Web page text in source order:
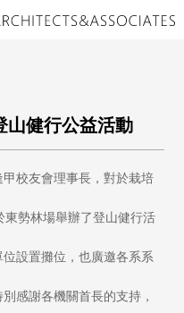
山健行公益活動
校友會理事長，對於栽培
勢林場舉辦了登山健行活
設置攤位，也廣邀各系系
感謝各機關首長的支持，